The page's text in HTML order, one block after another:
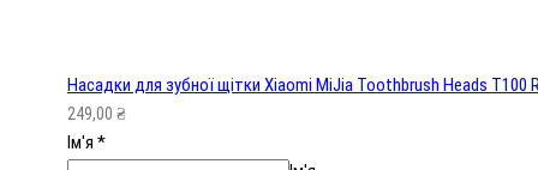
Насадки для зубної щітки Xiaomi MiJia Toothbrush Heads T100
249,00 ₴
Ім'я *